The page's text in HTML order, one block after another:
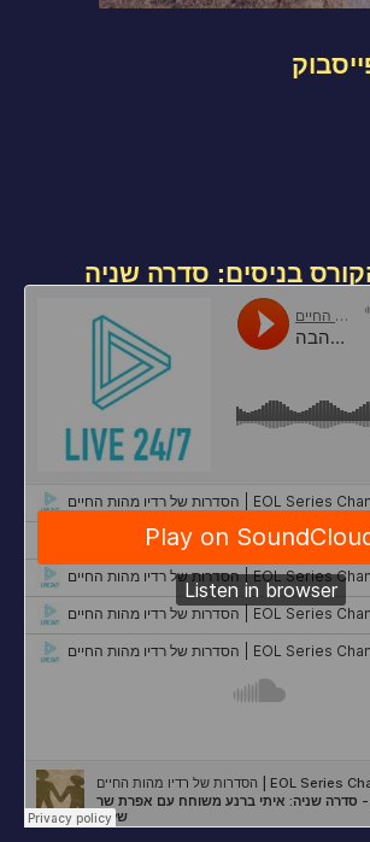
בניסים: סדרה שניה